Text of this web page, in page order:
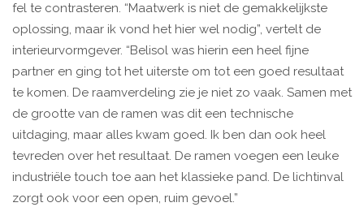
fel te contrasteren. “Maatwerk is niet de gemakkelijkste
oplossing, maar ik vond het hier wel nodig”, vertelt de
interieurvormgever. “Belisol was hierin een heel fijne
partner en ging tot het uiterste om tot een goed resultaat
te komen. De raamverdeling zie je niet zo vaak. Samen met
de grootte van de ramen was dit een technische
uitdaging, maar alles kwam goed. Ik ben dan ook heel
tevreden over het resultaat. De ramen voegen een leuke
industriële touch toe aan het klassieke pand. De lichtinval
zorgt ook voor een open, ruim gevoel.”